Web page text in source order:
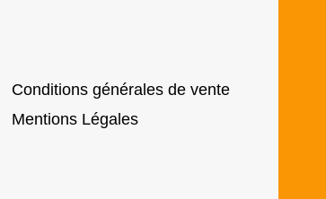
Conditions générales de vente
Mentions Légales